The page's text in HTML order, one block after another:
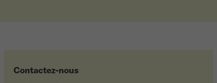
Contactez-nous